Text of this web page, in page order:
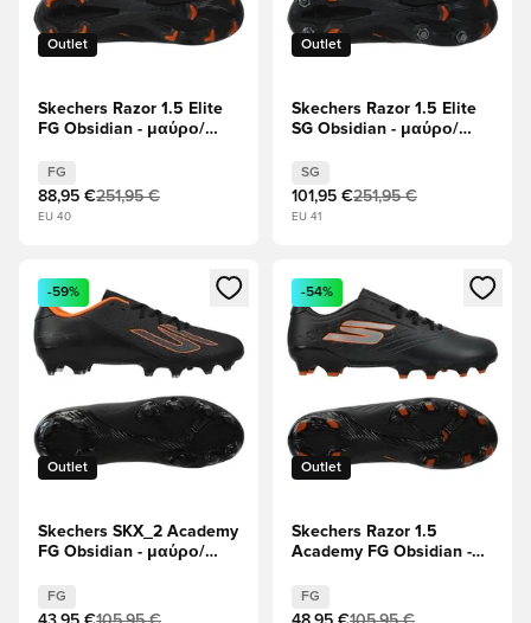
Outlet
Skechers Razor 1.5 Elite
FG Obsidian - μαύρο/
FG
88,95 €251,95 €
EU 40
Outlet
Skechers Razor 1.5 Elite
SG Obsidian - μαύρο/
SG
101,95 €251,95 €
EU 41
Ανοίγει ένα Modal για να συνδεθείτε ή να εγγραφείτε ως
Outlet
-59%
Skechers SKX_2 Academy
FG Obsidian - μαύρο/
FG
Ανοίγει ένα Modal για να
Outlet
-54%
Skechers Razor 1.5
Academy FG Obsidian -
FG